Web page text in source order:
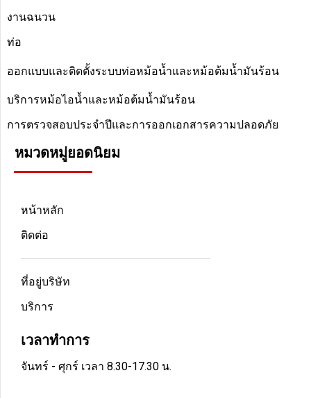
งานฉนวน
ท่อ
ออกแบบและติดตั้งระบบท่อหม้อน้ำและหม้อต้มน้ำมันร้อน
บริการหม้อไอน้ำและหม้อต้มน้ำมันร้อน
การตรวจสอบประจำปีและการออกเอกสารความปลอดภัย
หมวดหมู่ยอดนิยม
หน้าหลัก
ติดต่อ
ที่อยู่บริษัท
บริการ
เวลาทำการ
จันทร์ - ศุกร์ เวลา 8.30-17.30 น.